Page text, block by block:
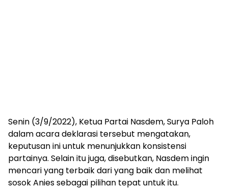
Senin (3/9/2022), Ketua Partai Nasdem, Surya Paloh
dalam acara deklarasi tersebut mengatakan,
keputusan ini untuk menunjukkan konsistensi
partainya. Selain itu juga, disebutkan, Nasdem ingin
mencari yang terbaik dari yang baik dan melihat
sosok Anies sebagai pilihan tepat untuk itu.